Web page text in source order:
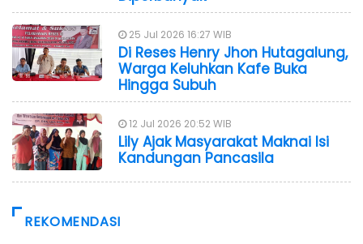
25 Jul 2026 16:27 WIB
Di Reses Henry Jhon Hutagalung,
Warga Keluhkan Kafe Buka
Hingga Subuh
12 Jul 2026 20:52 WIB
Lily Ajak Masyarakat Maknai Isi
Kandungan Pancasila
REKOMENDASI